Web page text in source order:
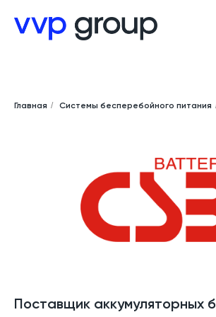
Главная / Системы бесперебойного питания
Поставщик аккумуляторных